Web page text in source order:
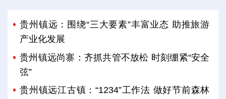
贵州镇远：围绕“三大要素”丰富业态 助推旅游
产业化发展
贵州镇远尚寨：齐抓共管不放松 时刻绷紧“安全
弦”
贵州镇远江古镇：“1234”工作法 做好节前森林